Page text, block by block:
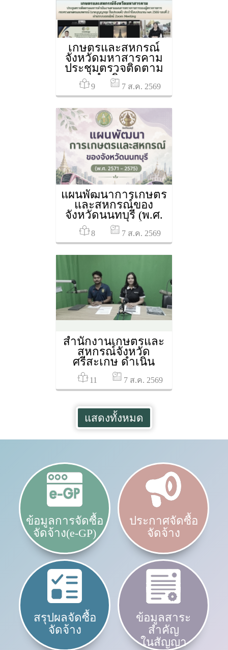
เกษตรและสหกรณ์
จังหวัดมหาสารคาม
ประชุมตรวจติดตาม
ผลการดำเนินงานตาม
แผนการตรวจราชการ
ของผู้ตรวจราชการ
กระทรวงเกษตรและ
สหกรณ์ (นายบุญญ
กฤช ปิ่นประสงค์)
ประจำปีงบประมาณ
พ.ศ. 2569 รอบที่ 2 ผ่าน
ระบบออนไลน์ Zoom
Meeting
9 7 ส.ค. 2569
แผนพัฒนาการเกษตร
และสหกรณ์ของ
จังหวัดนนทบุรี (พ.ศ.
2571 - 2575)
8 7 ส.ค. 2569
สำนักงานเกษตรและ
สหกรณ์จังหวัด
ศรีสะเกษ ดำเนิน
รายการเกษตรและ
สหกรณ์สัมพันธ์
11 7 ส.ค. 2569
แสดงทั้งหมด
ข้อมูลการจัดซื้อ
จัดจ้าง(e-GP)
ประกาศจัดซื้อ
จัดจ้าง
สรุปผลจัดซื้อ
จัดจ้าง
ข้อมูลสาระ
สำคัญ
ในสัญญา